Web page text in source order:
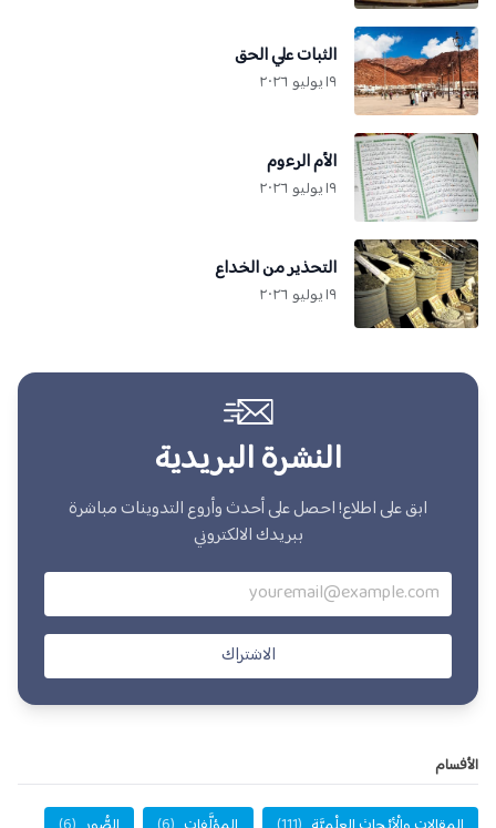
الثبات علي الحق
١٩ يوليو ٢٠٢٦
الأم الرءوم
١٩ يوليو ٢٠٢٦
التحذير من الخداع
١٩ يوليو ٢٠٢٦
النشرة البريدية
ابق على اطلاع! احصل على أحدث وأروع التدوينات مباشرة
ببريدك الالكتروني
الاشتراك
الأفسام